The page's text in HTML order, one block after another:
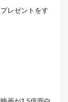
レゼントをす